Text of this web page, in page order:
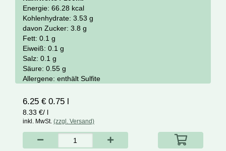
Energie: 66.28 kcal
Kohlenhydrate: 3.53 g
davon Zucker: 3.8 g
Fett: 0.1 g
Eiweiß: 0.1 g
Salz: 0.1 g
Säure: 0.55 g
Allergene: enthält Sulfite
6.25 € 0.75 l
8.33 €/ l
inkl. MwSt. (zzgl. Versand)